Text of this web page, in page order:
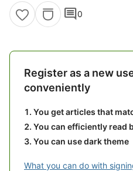
comment0
Register as a new
conveniently
You get articles that
You can efficiently read
You can use dark theme
What you can do with